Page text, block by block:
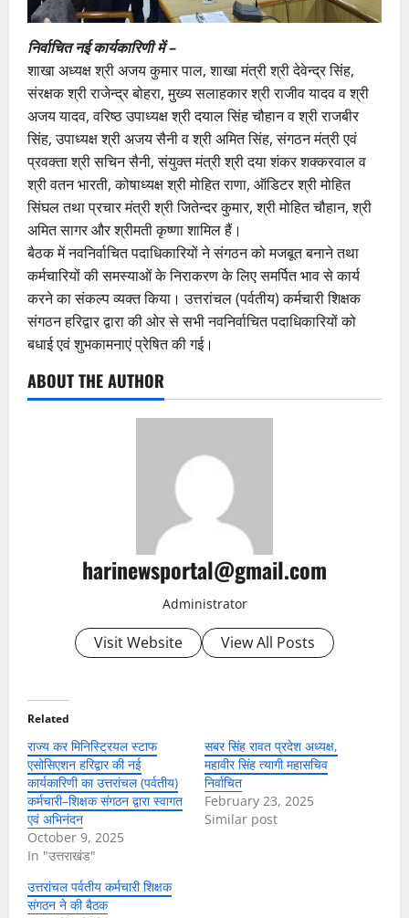
निर्वाचित नई कार्यकारिणी में –
शाखा अध्यक्ष श्री अजय कुमार पाल, शाखा मंत्री श्री देवेन्द्र सिंह,
संरक्षक श्री राजेन्द्र बोहरा, मुख्य सलाहकार श्री राजीव यादव व श्री
अजय यादव, वरिष्ठ उपाध्यक्ष श्री दयाल सिंह चौहान व श्री राजबीर
सिंह, उपाध्यक्ष श्री अजय सैनी व श्री अमित सिंह, संगठन मंत्री एवं
प्रवक्ता श्री सचिन सैनी, संयुक्त मंत्री श्री दया शंकर शक्करवाल व
श्री वतन भारती, कोषाध्यक्ष श्री मोहित राणा, ऑडिटर श्री मोहित
सिंघल तथा प्रचार मंत्री श्री जितेन्दर कुमार, श्री मोहित चौहान, श्री
अमित सागर और श्रीमती कृष्णा शामिल हैं।
बैठक में नवनिर्वाचित पदाधिकारियों ने संगठन को मजबूत बनाने तथा
कर्मचारियों की समस्याओं के निराकरण के लिए समर्पित भाव से कार्य
करने का संकल्प व्यक्त किया। उत्तरांचल (पर्वतीय) कर्मचारी शिक्षक
संगठन हरिद्वार द्वारा की ओर से सभी नवनिर्वाचित पदाधिकारियों को
बधाई एवं शुभकामनाएं प्रेषित की गई।
ABOUT THE AUTHOR
harinewsportal@gmail.com
Administrator
Visit Website View All Posts
Related
राज्य कर मिनिस्ट्रियल स्टाफ
एसोसिएशन हरिद्वार की नई
कार्यकारिणी का उत्तरांचल (पर्वतीय)
कर्मचारी–शिक्षक संगठन द्वारा स्वागत
एवं अभिनंदन
October 9, 2025
In "उत्तराखंड"
सबर सिंह रावत प्रदेश अध्यक्ष,
महावीर सिंह त्यागी महासचिव
निर्वाचित
February 23, 2025
Similar post
उत्तरांचल पर्वतीय कर्मचारी शिक्षक
संगठन ने की बैठक